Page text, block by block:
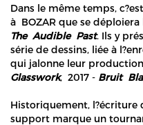
Dans le même temps,
à BOZAR que se
The Audible Past. Ils y
série de dessins, liée à
qui jalonne leur
Glasswork, 2017 - Bruit
Historiquement, l?écriture
support marque un